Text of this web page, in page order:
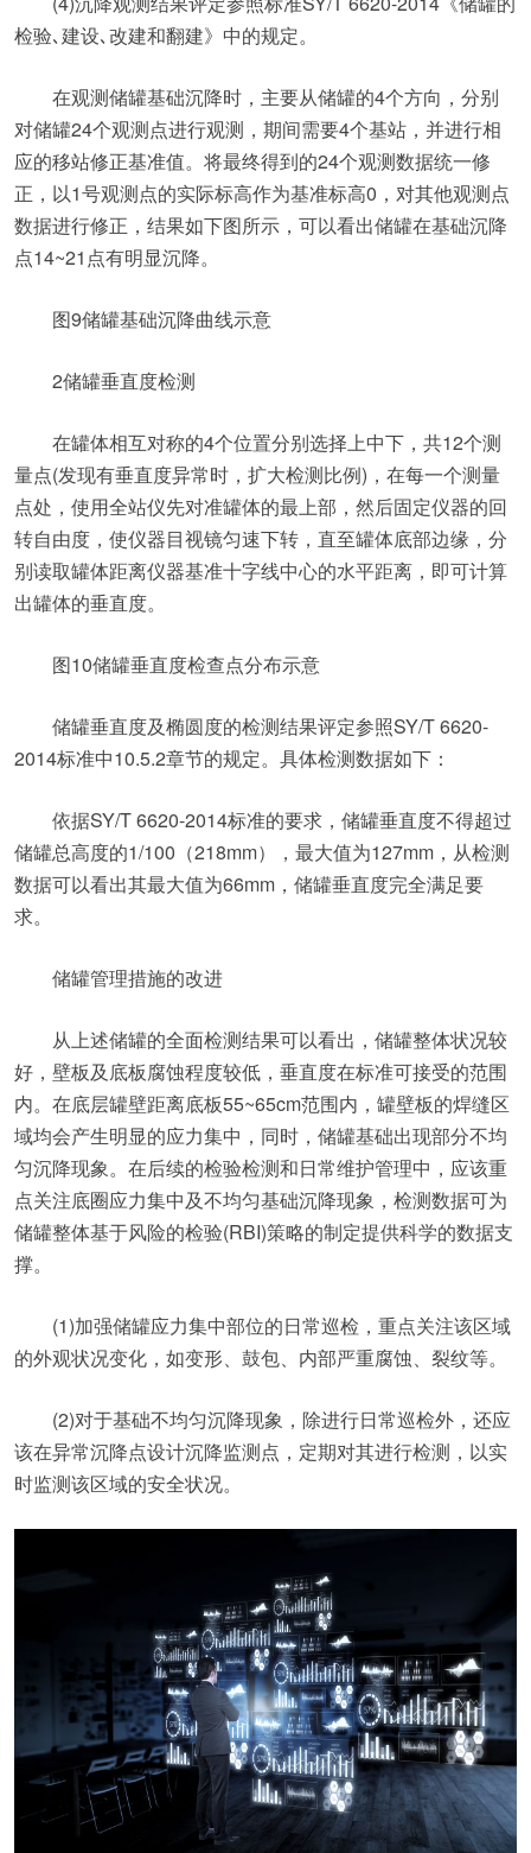
检验､建设､改建和翻建》中的规定。
在观测储罐基础沉降时，主要从储罐的4个方向，分别
对储罐24个观测点进行观测，期间需要4个基站，并进行相
应的移站修正基准值。将最终得到的24个观测数据统一修
正，以1号观测点的实际标高作为基准标高0，对其他观测点
数据进行修正，结果如下图所示，可以看出储罐在基础沉降
点14~21点有明显沉降。
图9储罐基础沉降曲线示意
2储罐垂直度检测
在罐体相互对称的4个位置分别选择上中下，共12个测
量点(发现有垂直度异常时，扩大检测比例)，在每一个测量
点处，使用全站仪先对准罐体的最上部，然后固定仪器的回
转自由度，使仪器目视镜匀速下转，直至罐体底部边缘，分
别读取罐体距离仪器基准十字线中心的水平距离，即可计算
出罐体的垂直度。
图10储罐垂直度检查点分布示意
储罐垂直度及椭圆度的检测结果评定参照SY/T 6620-
2014标准中10.5.2章节的规定。具体检测数据如下：
依据SY/T 6620-2014标准的要求，储罐垂直度不得超过
储罐总高度的1/100（218mm），最大值为127mm，从检测
数据可以看出其最大值为66mm，储罐垂直度完全满足要
求。
储罐管理措施的改进
从上述储罐的全面检测结果可以看出，储罐整体状况较
好，壁板及底板腐蚀程度较低，垂直度在标准可接受的范围
内。在底层罐壁距离底板55~65cm范围内，罐壁板的焊缝区
域均会产生明显的应力集中，同时，储罐基础出现部分不均
匀沉降现象。在后续的检验检测和日常维护管理中，应该重
点关注底圈应力集中及不均匀基础沉降现象，检测数据可为
储罐整体基于风险的检验(RBI)策略的制定提供科学的数据支
撑。
(1)加强储罐应力集中部位的日常巡检，重点关注该区域
的外观状况变化，如变形、鼓包、内部严重腐蚀、裂纹等。
(2)对于基础不均匀沉降现象，除进行日常巡检外，还应
该在异常沉降点设计沉降监测点，定期对其进行检测，以实
时监测该区域的安全状况。